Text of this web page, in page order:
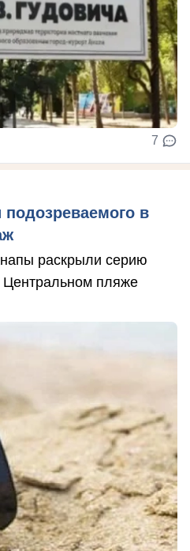
7
в
раскрыли серию
пляже